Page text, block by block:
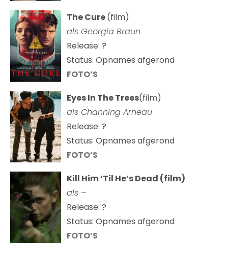
The Cure(film)
als Georgia Braun
Release: ?
Status: Opnames afgerond
FOTO’S
Eyes In The Trees(film)
als Channing Arneau
Release: ?
Status: Opnames afgerond
FOTO’S
Kill Him ‘Til He’s Dead (film)
als –
Release: ?
Status: Opnames afgerond
FOTO’S